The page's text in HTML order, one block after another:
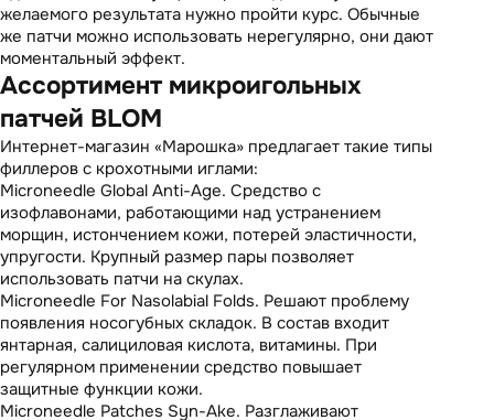
желаемого результата нужно пройти курс. Обычные
же патчи можно использовать нерегулярно, они дают
моментальный эффект.
Ассортимент микроигольных
патчей BLOM
Интернет-магазин «Марошка» предлагает такие типы
филлеров с крохотными иглами:
Microneedle Global Anti-Age. Средство с
изофлавонами, работающими над устранением
морщин, истончением кожи, потерей эластичности,
упругости. Крупный размер пары позволяет
использовать патчи на скулах.
Microneedle For Nasolabial Folds. Решают проблему
появления носогубных складок. В состав входит
янтарная, салициловая кислота, витамины. При
регулярном применении средство повышает
защитные функции кожи.
Microneedle Patches Syn-Ake. Разглаживают